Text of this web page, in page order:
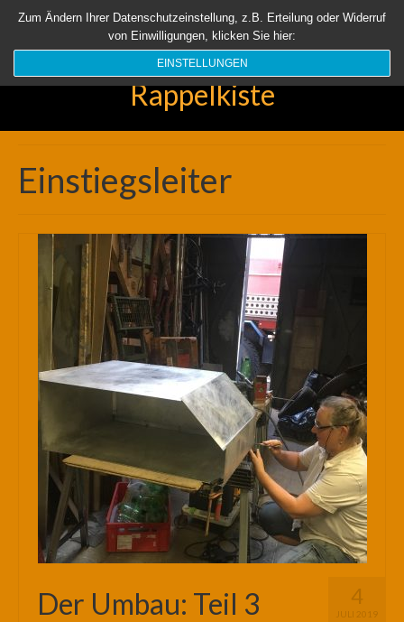
Startseite Aktuell Über uns Unsere Rappelkiste Länder
Suchen
Rappelkiste
Einstiegsleiter
4
JULI 2019
Der Umbau: Teil 3
Zum Ändern Ihrer Datenschutzeinstellung, z.B. Erteilung oder Widerruf
von Einwilligungen, klicken Sie hier:
EINSTELLUNGEN